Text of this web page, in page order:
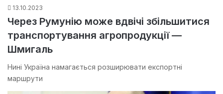
13.10.2023
Через Румунію може вдвічі збільшитися
транспортування агропродукції —
Шмигаль
Нині Україна намагається розширювати експортні
маршрути